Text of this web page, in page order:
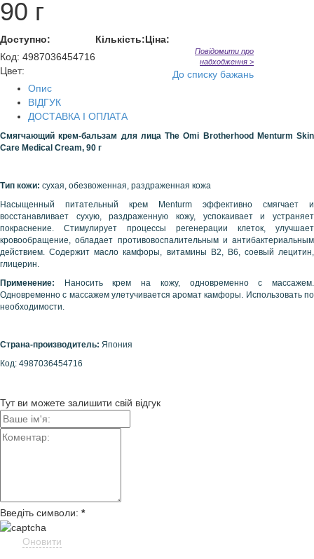
90 г
Доступно: Кількість:Ціна:
Код: 4987036454716
Цвет:
Повідомити про
надходження >
До списку бажань
Опис
ВІДГУК
ДОСТАВКА І ОПЛАТА
Смягчающий крем-бальзам для лица The Omi Brotherhood Menturm Skin
Care Medical Cream, 90 г
Тип кожи: сухая, обезвоженная, раздраженная кожа
Насыщенный питательный крем Menturm эффективно смягчает и
восстанавливает сухую, раздраженную кожу, успокаивает и устраняет
покраснение. Стимулирует процессы регенерации клеток, улучшает
кровообращение, обладает противовоспалительным и антибактериальным
действием. Содержит масло камфоры, витамины В2, В6, соевый лецитин,
глицерин.
Применение:
Наносить крем на кожу, одновременно с массажем.
Одновременно с массажем улетучивается аромат камфоры. Использовать по
необходимости.
Страна-производитель: Япония
Код: 4987036454716
Тут ви можете залишити свій відгук
Введіть символи: *
Оновити